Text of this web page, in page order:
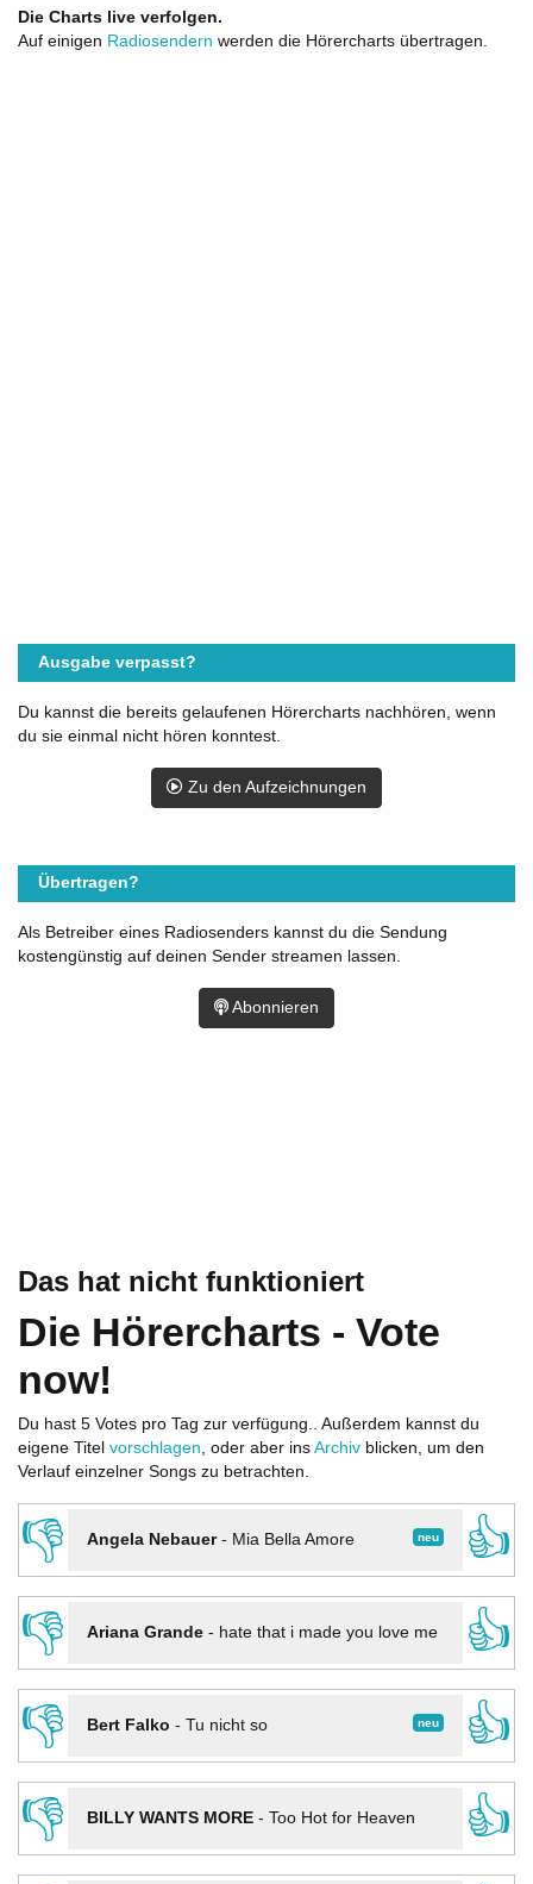
Das hat nicht funktioniert
Die Hörercharts - Vote
now!
Du hast 5 Votes pro Tag zur verfügung.. Außerdem kannst du
eigene Titel vorschlagen, oder aber ins Archiv blicken, um den
Verlauf einzelner Songs zu betrachten.
👎 neu
Angela Nebauer- Mia Bella Amore
👍
👎
Ariana Grande- hate that i made you love me
👍
👎
neu
Bert Falko - Tu nicht so
👍
👎
BILLY WANTS MORE- Too Hot for Heaven
👍
Die Charts live verfolgen.
Auf einigen Radiosendern werden die Hörercharts übertragen.
Ausgabe verpasst?
Du kannst die bereits gelaufenen Hörercharts nachhören, wenn
du sie einmal nicht hören konntest.
Zu den Aufzeichnungen
Übertragen?
Als Betreiber eines Radiosenders kannst du die Sendung
kostengünstig auf deinen Sender streamen lassen.
Abonnieren